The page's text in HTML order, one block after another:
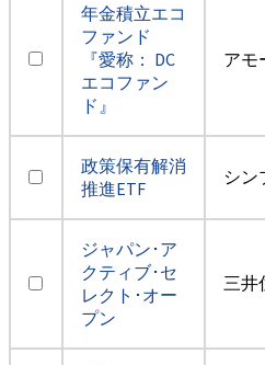
年金積立エコ
ファンド
『愛称： DC
エコファン
ド』
アモ
政策保有解消
推進ETF
シン
ジャパン･ア
クティブ･セ
レクト･オー
プン
三井